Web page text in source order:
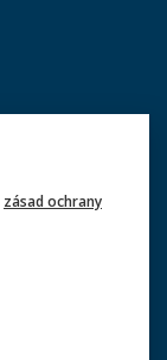
zásad ochrany